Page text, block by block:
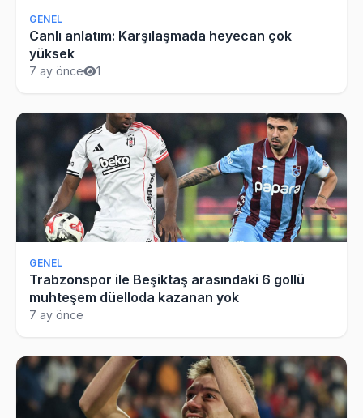
GENEL
Canlı anlatım: Karşılaşmada heyecan çok
yüksek
7 ay önce 1
GENEL
Trabzonspor ile Beşiktaş arasındaki 6 gollü
muhteşem düelloda kazanan yok
7 ay önce